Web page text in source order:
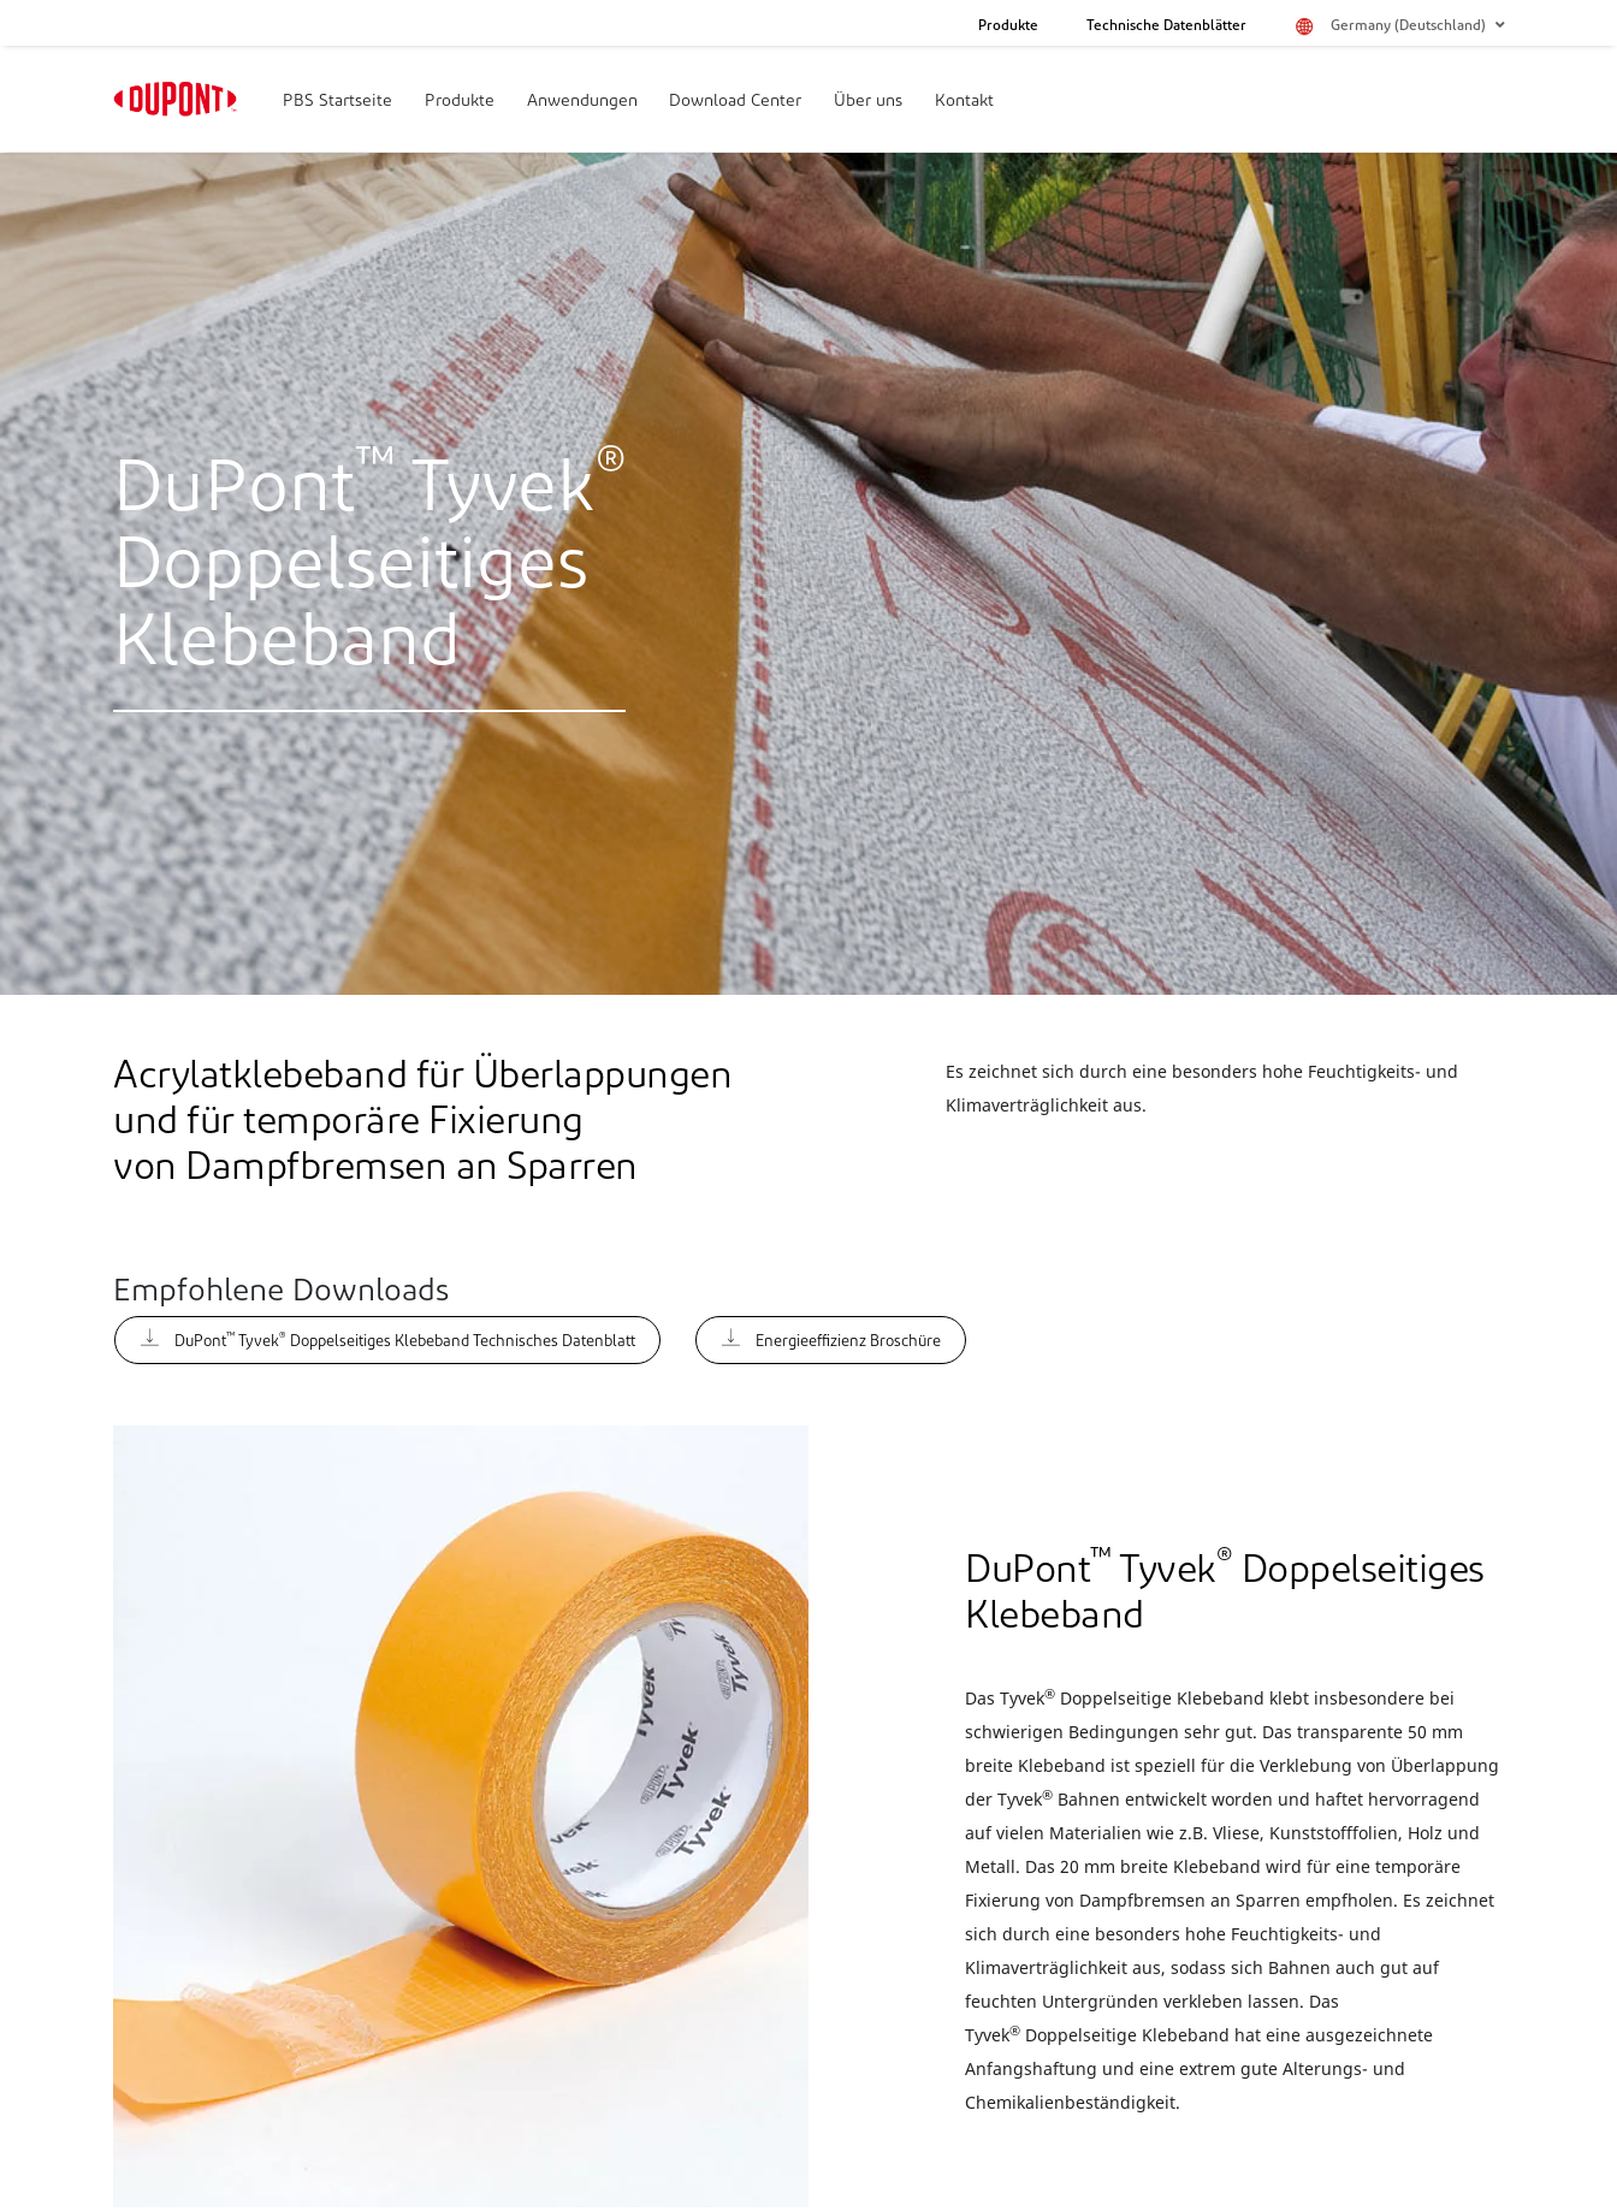
Produkte Technische Datenblätter Germany (Deutschland)
PBS Startseite Produkte Anwendungen Download Center Über uns Kontakt
DuPont™Tyvek®
Doppelseitiges
Klebeband
Acrylatklebeband für Überlappungen
und für temporäre Fixierung
von Dampfbremsen an Sparren
Es zeichnet sich durch eine besonders hohe Feuchtigkeits- und
Klimaverträglichkeit aus.
Empfohlene Downloads
DuPont™ Tyvek® Doppelseitiges Klebeband Technisches Datenblatt Energieeffizienz Broschüre
DuPont™ Tyvek® Doppelseitiges
Klebeband
Das Tyvek® Doppelseitige Klebeband klebt insbesondere bei
schwierigen Bedingungen sehr gut. Das transparente 50 mm
breite Klebeband ist speziell für die Verklebung von Überlappung
der Tyvek® Bahnen entwickelt worden und haftet hervorragend
auf vielen Materialien wie z.B. Vliese, Kunststofffolien, Holz und
Metall. Das 20 mm breite Klebeband wird für eine temporäre
Fixierung von Dampfbremsen an Sparren empfholen. Es zeichnet
sich durch eine besonders hohe Feuchtigkeits- und
Klimaverträglichkeit aus, sodass sich Bahnen auch gut auf
feuchten Untergründen verkleben lassen. Das
Tyvek® Doppelseitige Klebeband hat eine ausgezeichnete
Anfangshaftung und eine extrem gute Alterungs- und
Chemikalienbeständigkeit.